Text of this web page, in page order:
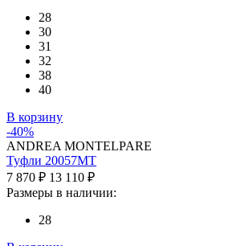
28
30
31
32
38
40
В корзину
-40%
ANDREA MONTELPARE
Туфли 20057MT
7 870 ₽ 13 110 ₽
Размеры в наличии:
28